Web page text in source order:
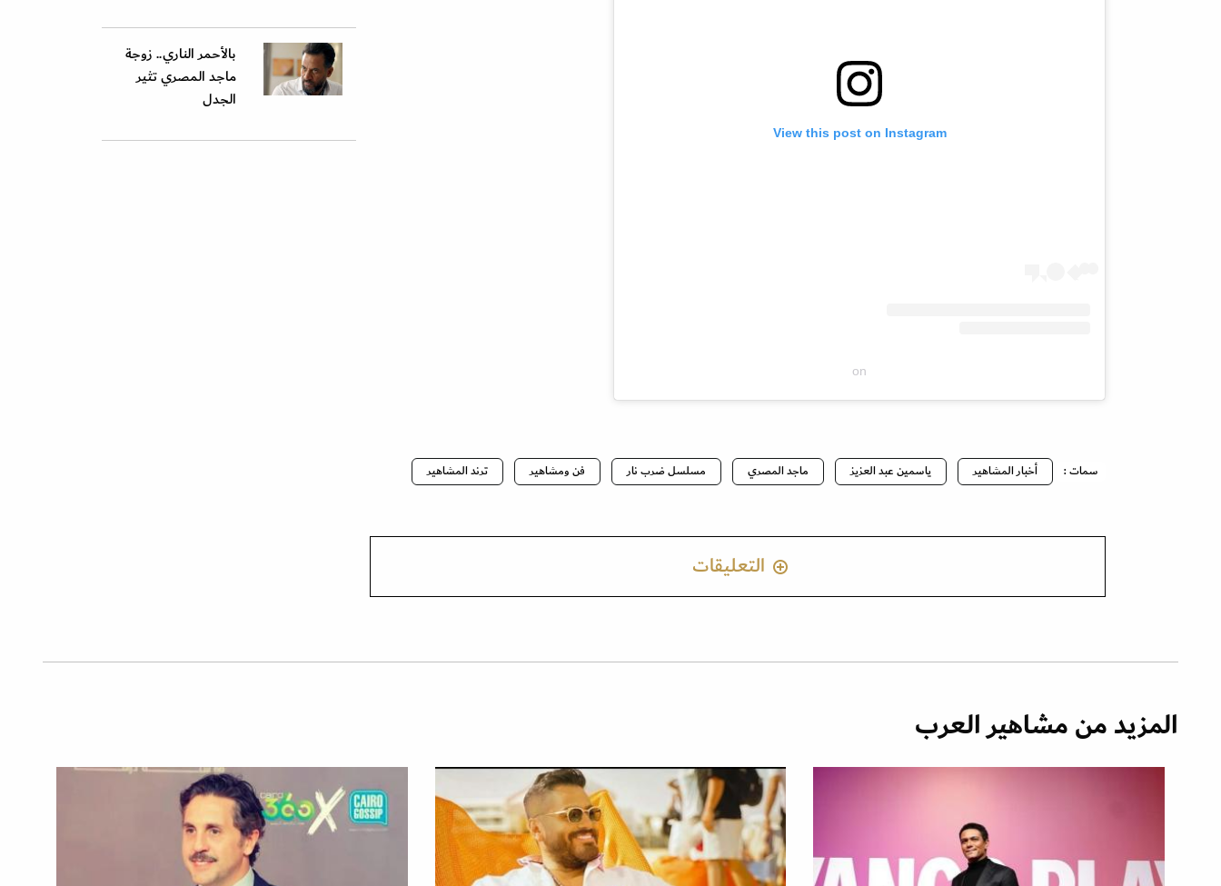
View this post on Instagram
on
سمات : أخبار المشاهير ياسمين عبد العزيز ماجد المصري مسلسل ضرب نار فن ومشاهير ترند المشاهير
التعليقات
بالأحمر الناري.. زوجة
ماجد المصري تثير
الجدل
المزيد من مشاهير العرب